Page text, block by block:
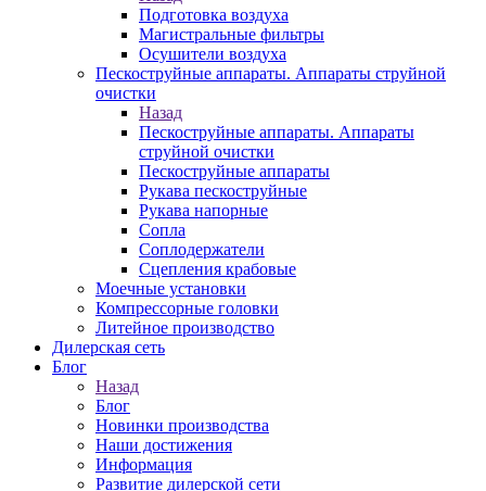
Подготовка воздуха
Магистральные фильтры
Осушители воздуха
Пескоструйные аппараты. Аппараты струйной
очистки
Назад
Пескоструйные аппараты. Аппараты
струйной очистки
Пескоструйные аппараты
Рукава пескоструйные
Рукава напорные
Сопла
Соплодержатели
Сцепления крабовые
Моечные установки
Компрессорные головки
Литейное производство
Дилерская сеть
Блог
Назад
Блог
Новинки производства
Наши достижения
Информация
Развитие дилерской сети